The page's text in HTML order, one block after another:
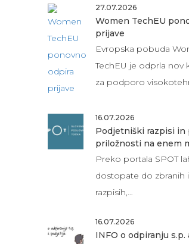
27.07.2026
Women TechEU
prijave
Evropska pobuda
TechEU je odprla nov
za podporo
16.07.2026
Podjetniški razpisi in
priložnosti na enem
Preko portala SPOT
dostopate do zbranih
razpisih,…
16.07.2026
INFO o odpiranju